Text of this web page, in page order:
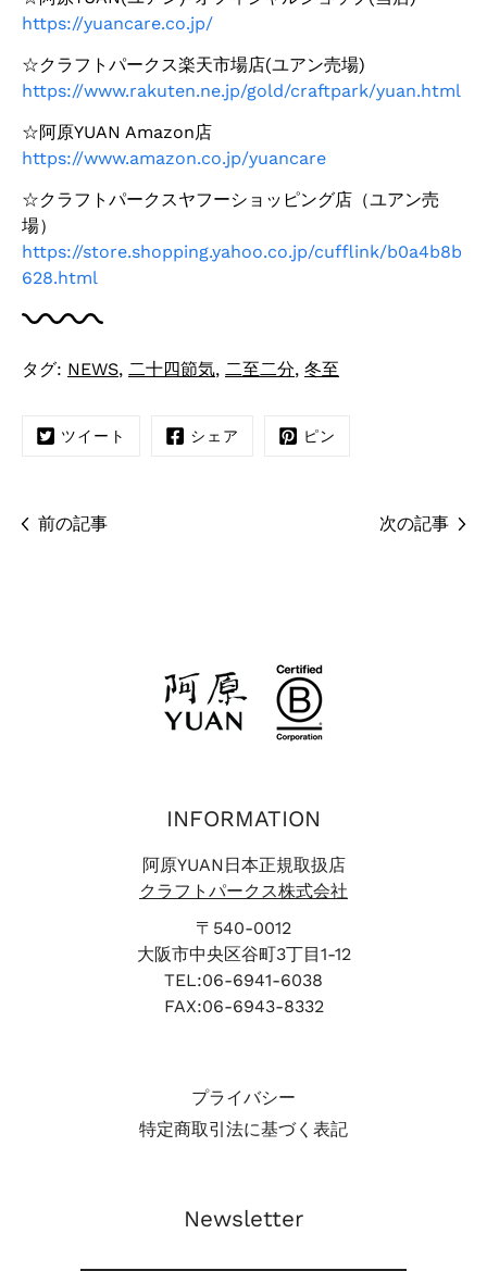
https://yuancare.co.jp/
☆クラフトパークス楽天市場店(ユアン売場)
https://www.rakuten.ne.jp/gold/craftpark/yuan.html
☆阿原YUAN Amazon店
https://www.amazon.co.jp/yuancare
☆クラフトパークスヤフーショッピング店（ユアン売
場）
https://store.shopping.yahoo.co.jp/cufflink/b0a4b8b
628.html
タグ: NEWS, 二十四節気, 二至二分, 冬至
ツイート シェア ピン
前の記事 次の記事
INFORMATION
阿原YUAN日本正規取扱店
クラフトパークス株式会社
〒540-0012
大阪市中央区谷町3丁目1-12
TEL:06-6941-6038
FAX:06-6943-8332
プライバシー
特定商取引法に基づく表記
Newsletter